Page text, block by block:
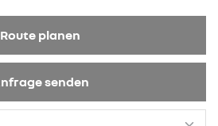
Route planen
senden